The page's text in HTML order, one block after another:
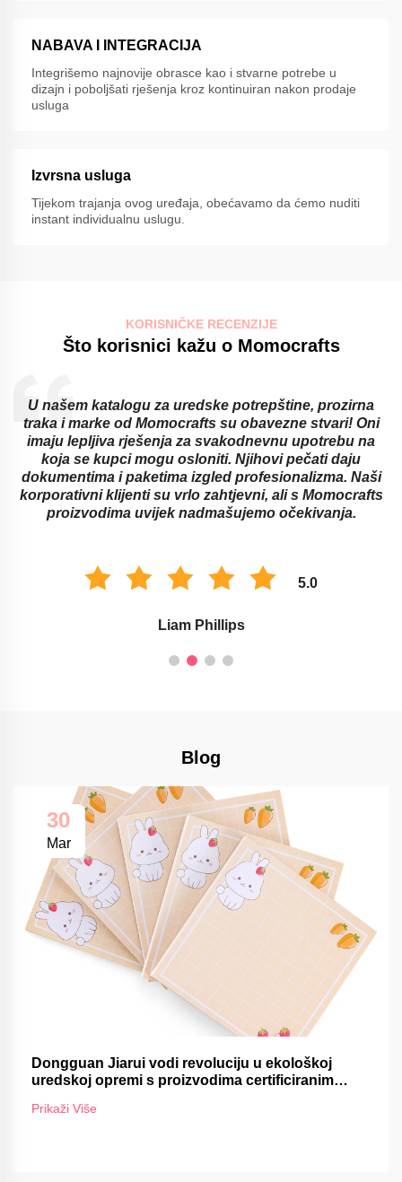
NABAVA I INTEGRACIJA
Integrišemo najnovije obrasce kao i stvarne potrebe u
dizajn i poboljšati rješenja kroz kontinuiran nakon prodaje
usluga
Izvrsna usluga
Tijekom trajanja ovog uređaja, obećavamo da ćemo nuditi
instant individualnu uslugu.
KORISNIČKE RECENZIJE
Što korisnici kažu o Momocrafts
U našem katalogu za uredske potrepštine, prozirna
traka i marke od Momocrafts su obavezne stvari! Oni
imaju lepljiva rješenja za svakodnevnu upotrebu na
koja se kupci mogu osloniti. Njihovi pečati daju
dokumentima i paketima izgled profesionalizma. Naši
korporativni klijenti su vrlo zahtjevni, ali s Momocrafts
proizvodima uvijek nadmašujemo očekivanja.
5.0
Liam Phillips
Blog
30
Mar
Dongguan Jiarui vodi revoluciju u ekološkoj
uredskoj opremi s proizvodima certificiranim
Prikaži Više